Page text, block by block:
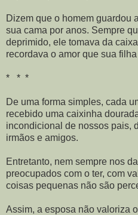
Dizem que o homem guardou
sua cama por anos. Sempre
deprimido, ele tomava da
recordava o amor que sua
* * *
De uma forma simples, cada
recebido uma caixinha
incondicional de nossos pais,
irmãos e amigos.
Entretanto, nem sempre nos
preocupados com o ter, com
coisas pequenas não são
Assim, a esposa não valoriza